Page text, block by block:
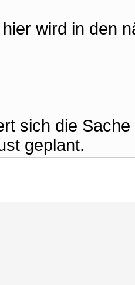
wird in den
sich die
geplant.